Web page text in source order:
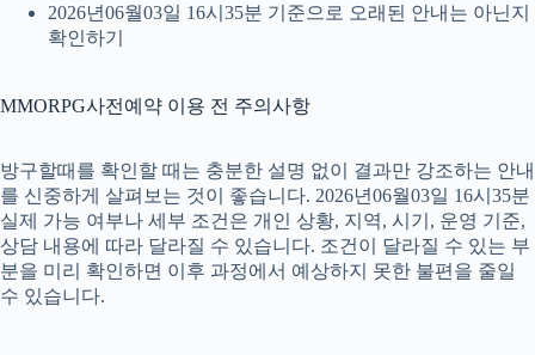
2026년06월03일 16시35분 기준으로 오래된 안내는 아닌지
확인하기
MMORPG사전예약 이용 전 주의사항
방구할때를 확인할 때는 충분한 설명 없이 결과만 강조하는 안내
를 신중하게 살펴보는 것이 좋습니다. 2026년06월03일 16시35분
실제 가능 여부나 세부 조건은 개인 상황, 지역, 시기, 운영 기준,
상담 내용에 따라 달라질 수 있습니다. 조건이 달라질 수 있는 부
분을 미리 확인하면 이후 과정에서 예상하지 못한 불편을 줄일
수 있습니다.